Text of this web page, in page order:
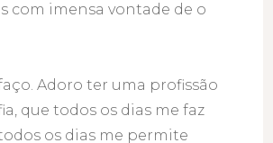
com imensa vontade de o
Adoro ter uma profissão
que todos os dias me faz
os dias me permite